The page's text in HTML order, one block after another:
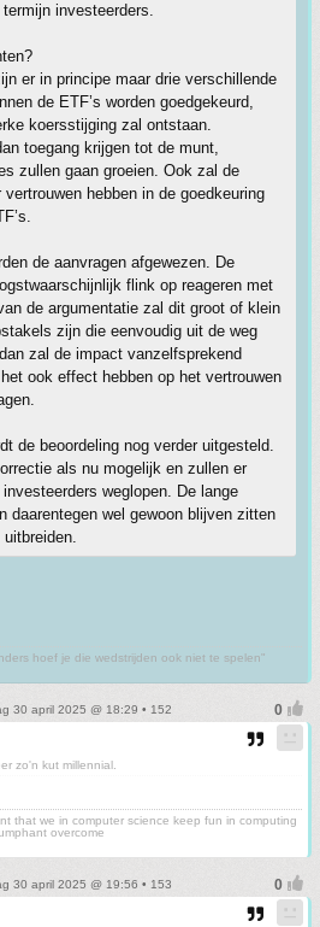
investeerders.
er in principe maar drie verschillende
de ETF’s worden goedgekeurd,
koersstijging zal ontstaan.
toegang krijgen tot de munt,
zullen gaan groeien. Ook zal de
hebben in de goedkeuring
de aanvragen afgewezen. De
flink op reageren met
de argumentatie zal dit groot of klein
zijn die eenvoudig uit de weg
zal de impact vanzelfsprekend
ook effect hebben op het vertrouwen
de beoordeling nog verder uitgesteld.
als nu mogelijk en zullen er
weglopen. De lange
daarentegen wel gewoon blijven zitten
hoef je die wedstrijden ook niet te spelen"
30 april 2025 @ 18:29 • 152
zo'n kut millennial.
that we in computer science keep fun in computing
overcome
30 april 2025 @ 19:56 • 153